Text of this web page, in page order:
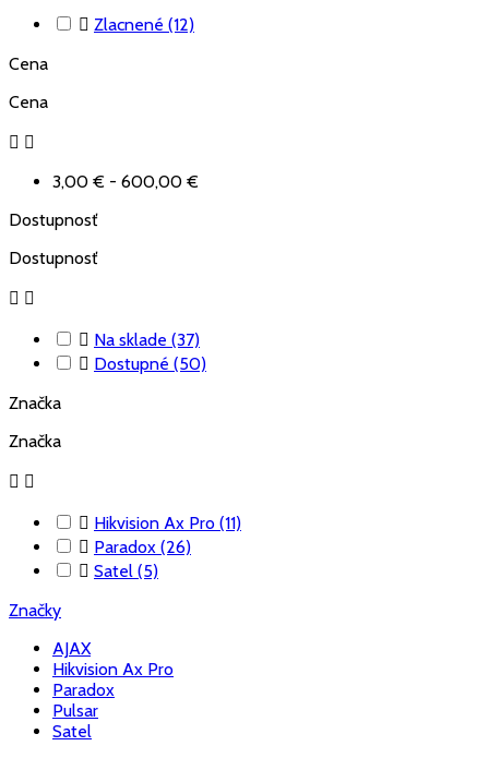
 Zlacnené (12)
Cena
Cena
 
3,00 € - 600,00 €
Dostupnosť
Dostupnosť
 
 Na sklade (37)
 Dostupné (50)
Značka
Značka
 
 Hikvision Ax Pro (11)
 Paradox (26)
 Satel (5)
Značky
AJAX
Hikvision Ax Pro
Paradox
Pulsar
Satel